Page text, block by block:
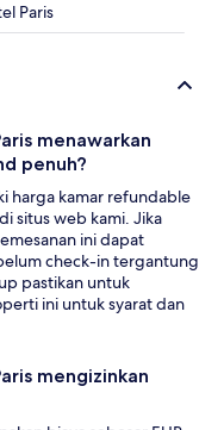
Paris
menawarkan
penuh?
harga kamar refundable
situs web kami. Jika
ini dapat
check-in tergantung
pastikan untuk
ini untuk syarat dan
mengizinkan